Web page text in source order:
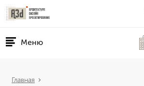
Меню
Главная